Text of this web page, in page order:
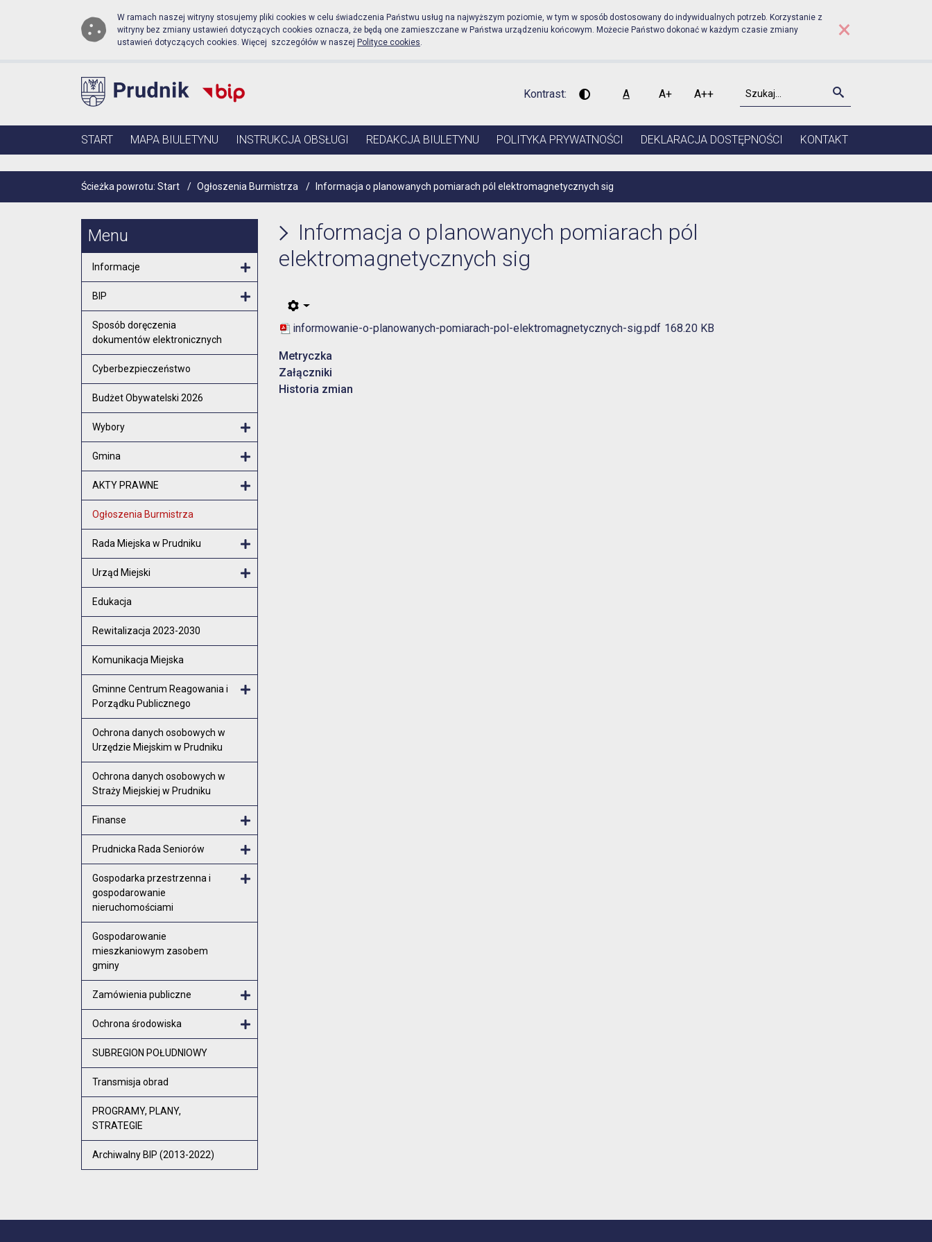
Biuletyn Informacji Publicznej Urząd Miejski w Prudniku - Informacja o
Przejdź do menu głównego
Przejdź do głównej zawartościW ramach naszej witryny stosujemy pliki cookies w celu świadczenia Państwu usług na najwyższym poziomie, w tym w sposób dostosowany do indywidualnych potrzeb. Korzystanie z
witryny bez zmiany ustawień dotyczących cookies oznacza, że będą one zamieszczane w Państwa urządzeniu końcowym. Możecie Państwo dokonać w każdym czasie zmiany
ustawień dotyczących cookies. Więcej szczegółów w naszej Polityce cookies. ×
Kontrast:
Wysoki kontrast
A
Czcionka domyślna
A+
Czcionka średnia
A++
Czcionka duża
Szukaj Szukaj
Menu główne
START MAPA BIULETYNU INSTRUKCJA OBSŁUGI REDAKCJA BIULETYNU POLITYKA PRYWATNOŚCI DEKLARACJA DOSTĘPNOŚCI KONTAKT
Ścieżka powrotu: Start / Ogłoszenia Burmistrza / Informacja o planowanych pomiarach pól elektromagnetycznych sig
Menu
Informacje
BIP
Sposób doręczenia
dokumentów elektronicznych
Cyberbezpieczeństwo
Budżet Obywatelski 2026
Wybory
Gmina
AKTY PRAWNE
Ogłoszenia Burmistrza
Rada Miejska w Prudniku
Urząd Miejski
Edukacja
Rewitalizacja 2023-2030
Komunikacja Miejska
Gminne Centrum Reagowania i
Porządku Publicznego
Ochrona danych osobowych w
Urzędzie Miejskim w Prudniku
Ochrona danych osobowych w
Straży Miejskiej w Prudniku
Finanse
Prudnicka Rada Seniorów
Gospodarka przestrzenna i
gospodarowanie
nieruchomościami
Gospodarowanie
mieszkaniowym zasobem
gminy
Zamówienia publiczne
Ochrona środowiska
SUBREGION POŁUDNIOWY
Transmisja obrad
PROGRAMY, PLANY,
STRATEGIE
Archiwalny BIP (2013-2022)
Informacja o planowanych pomiarach pól
elektromagnetycznych sig
informowanie-o-planowanych-pomiarach-pol-elektromagnetycznych-sig.pdf 168.20 KB
Metryczka
Załączniki
Historia zmian